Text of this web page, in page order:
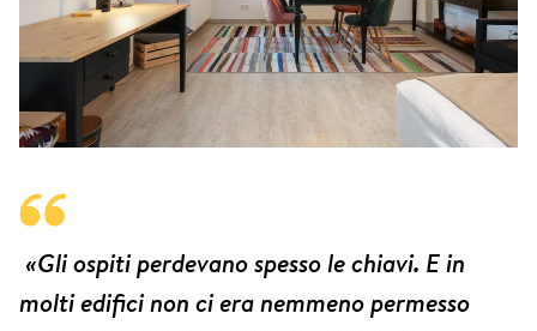
«Gli ospiti perdevano spesso le chiavi. E in
molti edifici non ci era nemmeno permesso